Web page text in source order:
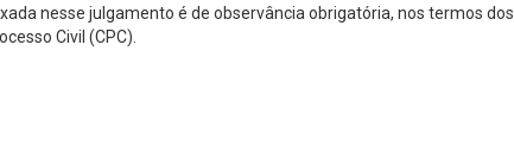
nesse julgamento é de observância obrigatória, nos termos dos
Civil (CPC).